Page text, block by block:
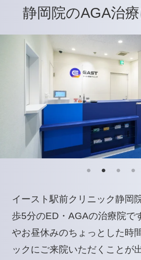
静岡院のAGA治
イースト駅前クリニック静岡
歩5分のED・AGAの治療院で
やお昼休みのちょっとした時
ックにご来院いただくことが